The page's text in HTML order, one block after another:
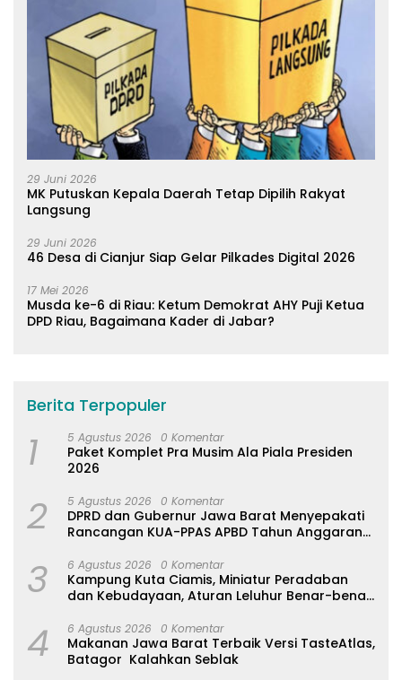
29 Juni 2026
MK Putuskan Kepala Daerah Tetap Dipilih Rakyat
Langsung
29 Juni 2026
46 Desa di Cianjur Siap Gelar Pilkades Digital 2026
17 Mei 2026
Musda ke-6 di Riau: Ketum Demokrat AHY Puji Ketua
DPD Riau, Bagaimana Kader di Jabar?
Berita Terpopuler
1 5 Agustus 2026 0 Komentar
Paket Komplet Pra Musim Ala Piala Presiden
2026
2 5 Agustus 2026 0 Komentar
DPRD dan Gubernur Jawa Barat Menyepakati
Rancangan KUA-PPAS APBD Tahun Anggaran
3 6 Agustus 2026 0 Komentar
Kampung Kuta Ciamis, Miniatur Peradaban
dan Kebudayaan, Aturan Leluhur Benar-benar
4 6 Agustus 2026 0 Komentar
Makanan Jawa Barat Terbaik Versi TasteAtlas,
Batagor Kalahkan Seblak